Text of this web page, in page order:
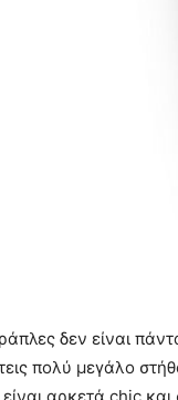
δεν είναι
πολύ μεγάλο